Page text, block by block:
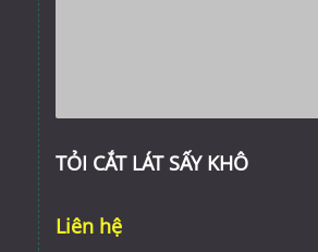
TỎI CẮT LÁT SẤY KHÔ
Liên hệ